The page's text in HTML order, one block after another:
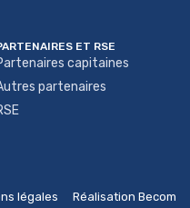
ET RSE
capitaines
partenaires
légales Réalisation Becom